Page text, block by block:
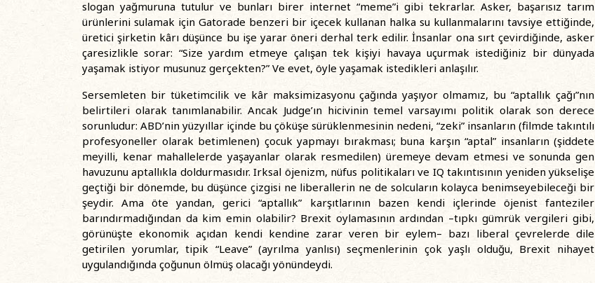
slogan yağmuruna tutulur ve bunları birer internet “meme”i gibi tekrarlar. Asker, başarısız tarım
ürünlerini sulamak için Gatorade benzeri bir içecek kullanan halka su kullanmalarını tavsiye ettiğinde,
üretici şirketin kârı düşünce bu işe yarar öneri derhal terk edilir. İnsanlar ona sırt çevirdiğinde, asker
çaresizlikle sorar: “Size yardım etmeye çalışan tek kişiyi havaya uçurmak istediğiniz bir dünyada
yaşamak istiyor musunuz gerçekten?” Ve evet, öyle yaşamak istedikleri anlaşılır.
Sersemleten bir tüketimcilik ve kâr maksimizasyonu çağında yaşıyor olmamız, bu “aptallık çağı”nın
belirtileri olarak tanımlanabilir. Ancak Judge’ın hicivinin temel varsayımı politik olarak son derece
sorunludur: ABD’nin yüzyıllar içinde bu çöküşe sürüklenmesinin nedeni, “zeki” insanların (filmde takıntılı
profesyoneller olarak betimlenen) çocuk yapmayı bırakması; buna karşın “aptal” insanların (şiddete
meyilli, kenar mahallelerde yaşayanlar olarak resmedilen) üremeye devam etmesi ve sonunda gen
havuzunu aptallıkla doldurmasıdır. Irksal öjenizm, nüfus politikaları ve IQ takıntısının yeniden yükselişe
geçtiği bir dönemde, bu düşünce çizgisi ne liberallerin ne de solcuların kolayca benimseyebileceği bir
şeydir. Ama öte yandan, gerici “aptallık” karşıtlarının bazen kendi içlerinde öjenist fanteziler
barındırmadığından da kim emin olabilir? Brexit oylamasının ardından –tıpkı gümrük vergileri gibi,
görünüşte ekonomik açıdan kendi kendine zarar veren bir eylem– bazı liberal çevrelerde dile
getirilen yorumlar, tipik “Leave” (ayrılma yanlısı) seçmenlerinin çok yaşlı olduğu, Brexit nihayet
uygulandığında çoğunun ölmüş olacağı yönündeydi.